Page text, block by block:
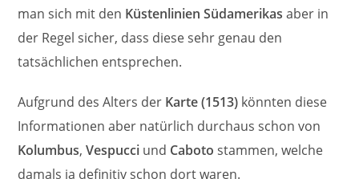
man sich mit den Küstenlinien Südamerikas aber in
der Regel sicher, dass diese sehr genau den
tatsächlichen entsprechen.
Aufgrund des Alters der Karte (1513) könnten diese
Informationen aber natürlich durchaus schon von
Kolumbus,Vespucci und Caboto stammen, welche
damals ja definitiv schon dort waren.